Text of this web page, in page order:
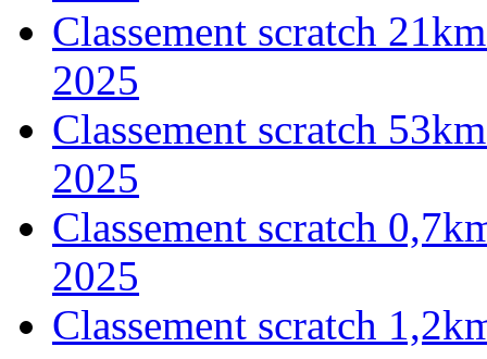
Classement scratch
2025
Classement scratch
2025
Classement scratch
2025
Classement scratch